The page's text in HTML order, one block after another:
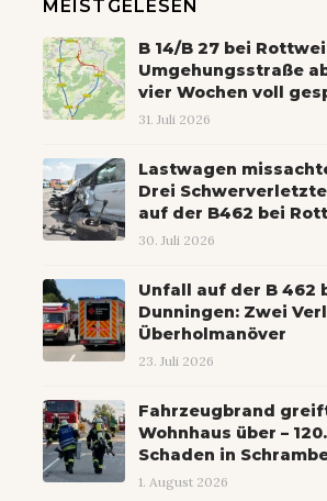
MEISTGELESEN
B 14/B 27 bei
Umgehungsstraße
vier Wochen voll
31. Juli 2026
Lastwagen
Drei
auf der B462 bei
30. Juli 2026
Unfall auf der B 462
Dunningen: Zwei
Überholmanöver
23. Juli 2026
Fahrzeugbrand
Wohnhaus über –
Schaden in
1. August 2026